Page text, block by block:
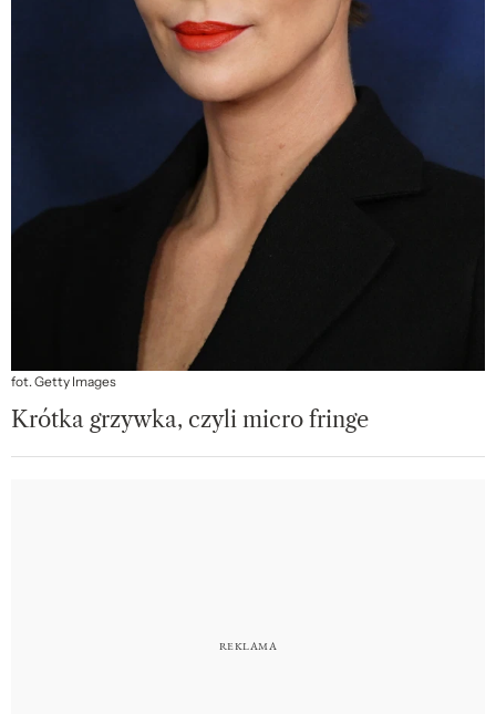
fot. Getty Images
Krótka grzywka, czyli micro fringe